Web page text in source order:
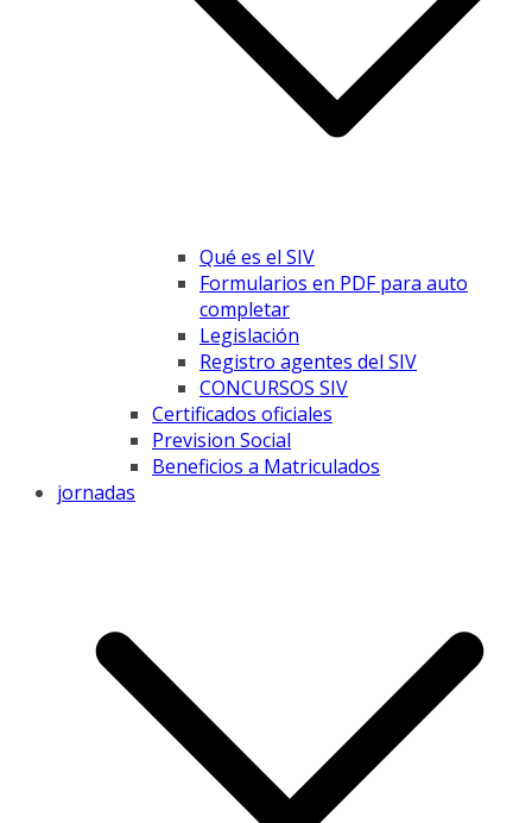
Qué es el SIV
Formularios en PDF para auto
completar
Legislación
Registro agentes del SIV
CONCURSOS SIV
Certificados oficiales
Prevision Social
Beneficios a Matriculados
jornadas